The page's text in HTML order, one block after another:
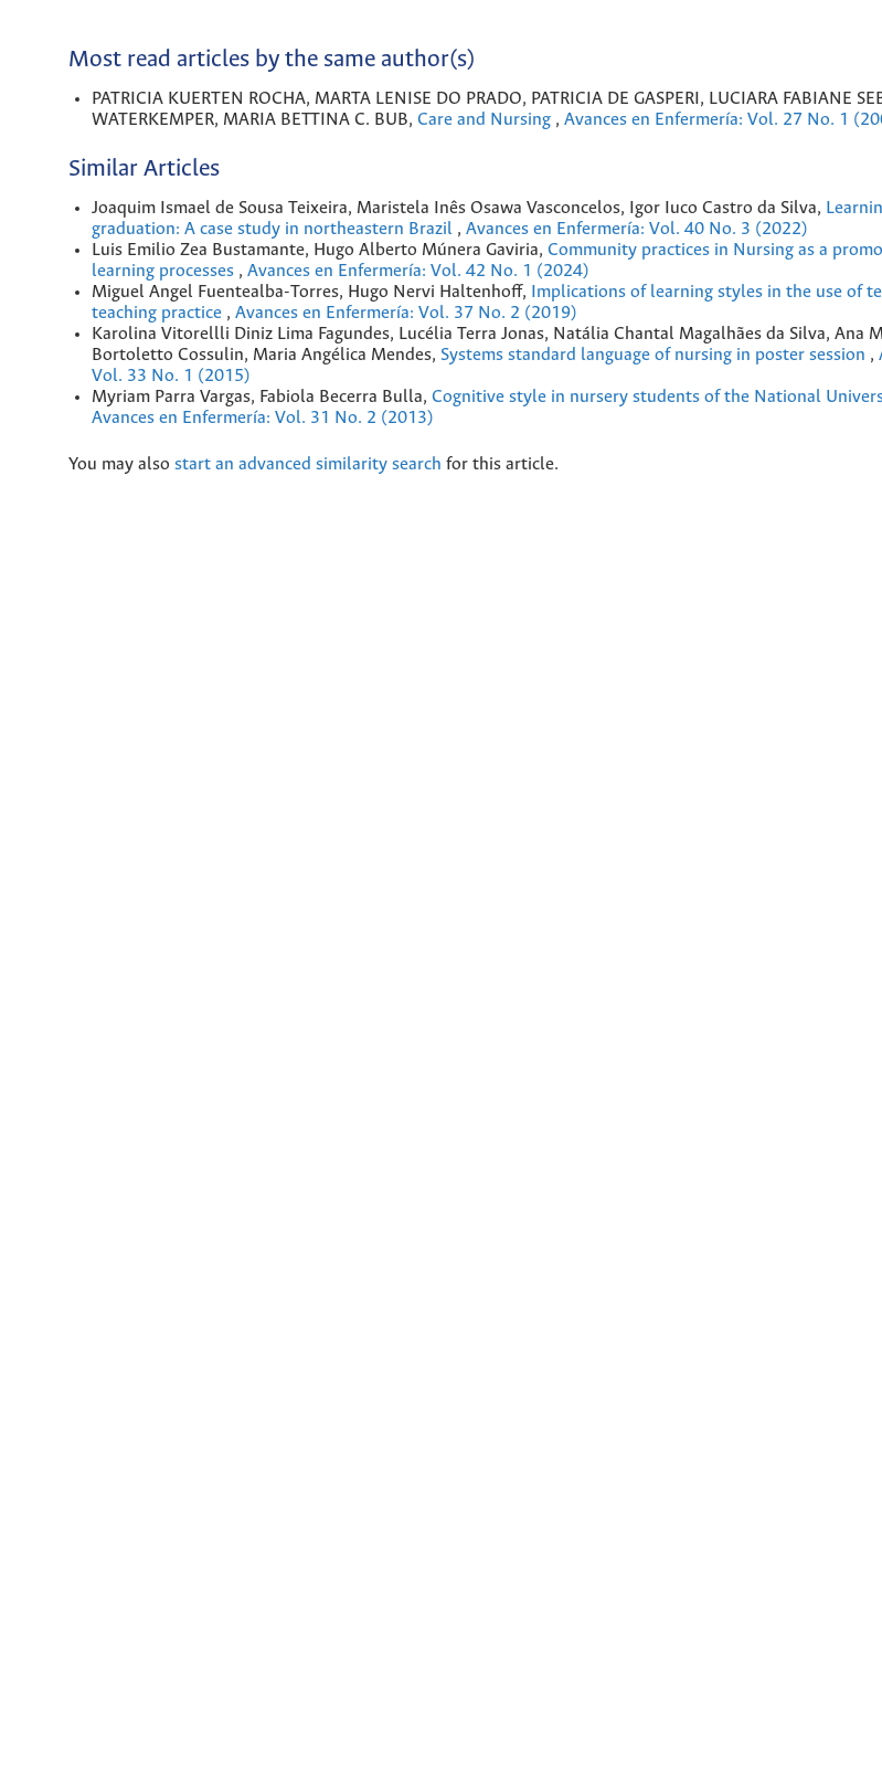
Most read articles by the same author(s)
PATRICIA KUERTEN ROCHA, MARTA LENISE DO PRADO, PATRICIA DE GASPERI, LUCIARA FABIANE
WATERKEMPER, MARIA BETTINA C. BUB, Care and Nursing , Avances en Enfermería: Vol. 27 No. 1
Similar Articles
Joaquim Ismael de Sousa Teixeira, Maristela Inês Osawa Vasconcelos, Igor Iuco Castro da Silva,
graduation: A case study in northeastern Brazil , Avances en Enfermería: Vol. 40 No. 3 (2022)
Luis Emilio Zea Bustamante, Hugo Alberto Múnera Gaviria, Community practices in Nursing as a
learning processes , Avances en Enfermería: Vol. 42 No. 1 (2024)
Miguel Angel Fuentealba-Torres, Hugo Nervi Haltenhoff,
Implications of learning styles in the use of
teaching practice , Avances en Enfermería: Vol. 37 No. 2 (2019)
Karolina Vitorellli Diniz Lima Fagundes, Lucélia Terra Jonas, Natália Chantal Magalhães da Silva, Ana
Bortoletto Cossulin, Maria Angélica Mendes, Systems standard language of nursing in poster session ,
Vol. 33 No. 1 (2015)
Myriam Parra Vargas, Fabiola Becerra Bulla, Cognitive style in nursery students of the National
Avances en Enfermería: Vol. 31 No. 2 (2013)
You may also start an advanced similarity search for this article.